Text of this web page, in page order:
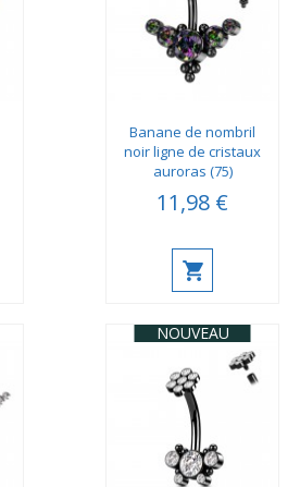
Banane de nombril
noir ligne de cristaux
auroras (75)
11,98 €
NOUVEAU